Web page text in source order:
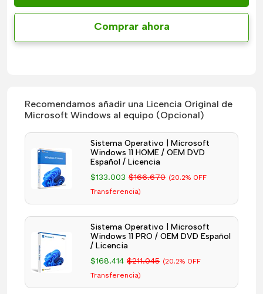
Comprar ahora
Recomendamos añadir una Licencia Original de
Microsoft Windows al equipo (Opcional)
Sistema Operativo | Microsoft
Windows 11 HOME / OEM DVD
Español / Licencia
$133.003 $166.670 (20.2% OFF
Transferencia)
Sistema Operativo | Microsoft
Windows 11 PRO / OEM DVD Español
/ Licencia
$168.414 $211.045 (20.2% OFF
Transferencia)